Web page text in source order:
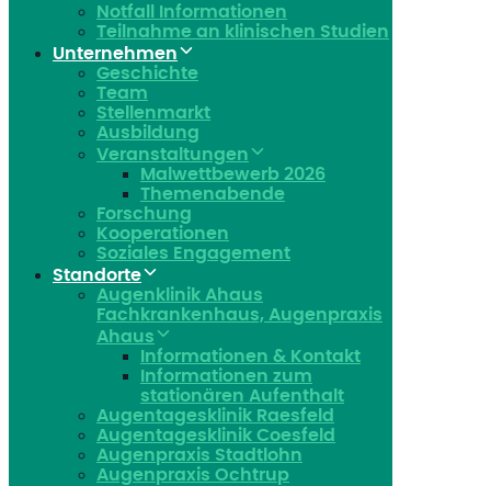
Notfall Informationen
Teilnahme an klinischen Studien
Unternehmen
Geschichte
Team
Stellenmarkt
Ausbildung
Veranstaltungen
Malwettbewerb 2026
Themenabende
Forschung
Kooperationen
Soziales Engagement
Standorte
Augenklinik Ahaus
Fachkrankenhaus, Augenpraxis
Ahaus
Informationen & Kontakt
Informationen zum
stationären Aufenthalt
Augentagesklinik Raesfeld
Augentagesklinik Coesfeld
Augenpraxis Stadtlohn
Augenpraxis Ochtrup